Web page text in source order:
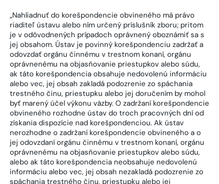
„Nahliadnuť do korešpondencie obvineného má právo
riaditeľ ústavu alebo ním určený príslušník zboru; pritom
je v odôvodnených prípadoch oprávnený oboznámiť sa s
jej obsahom. Ústav je povinný korešpondenciu zadržať a
odovzdať orgánu činnému v trestnom konaní, orgánu
oprávnenému na objasňovanie priestupkov alebo súdu,
ak táto korešpondencia obsahuje nedovolenú informáciu
alebo vec, jej obsah zakladá podozrenie zo spáchania
trestného činu, priestupku alebo jej doručením by mohol
byť marený účel výkonu väzby. O zadržaní korešpondencie
obvineného rozhodne ústav do troch pracovných dní od
získania dispozície nad korešpondenciou. Ak ústav
nerozhodne o zadržaní korešpondencie obvineného a o
jej odovzdaní orgánu činnému v trestnom konaní, orgánu
oprávnenému na objasňovanie priestupkov alebo súdu,
alebo ak táto korešpondencia neobsahuje nedovolenú
informáciu alebo vec, jej obsah nezakladá podozrenie zo
spáchania trestného činu, priestupku alebo jej